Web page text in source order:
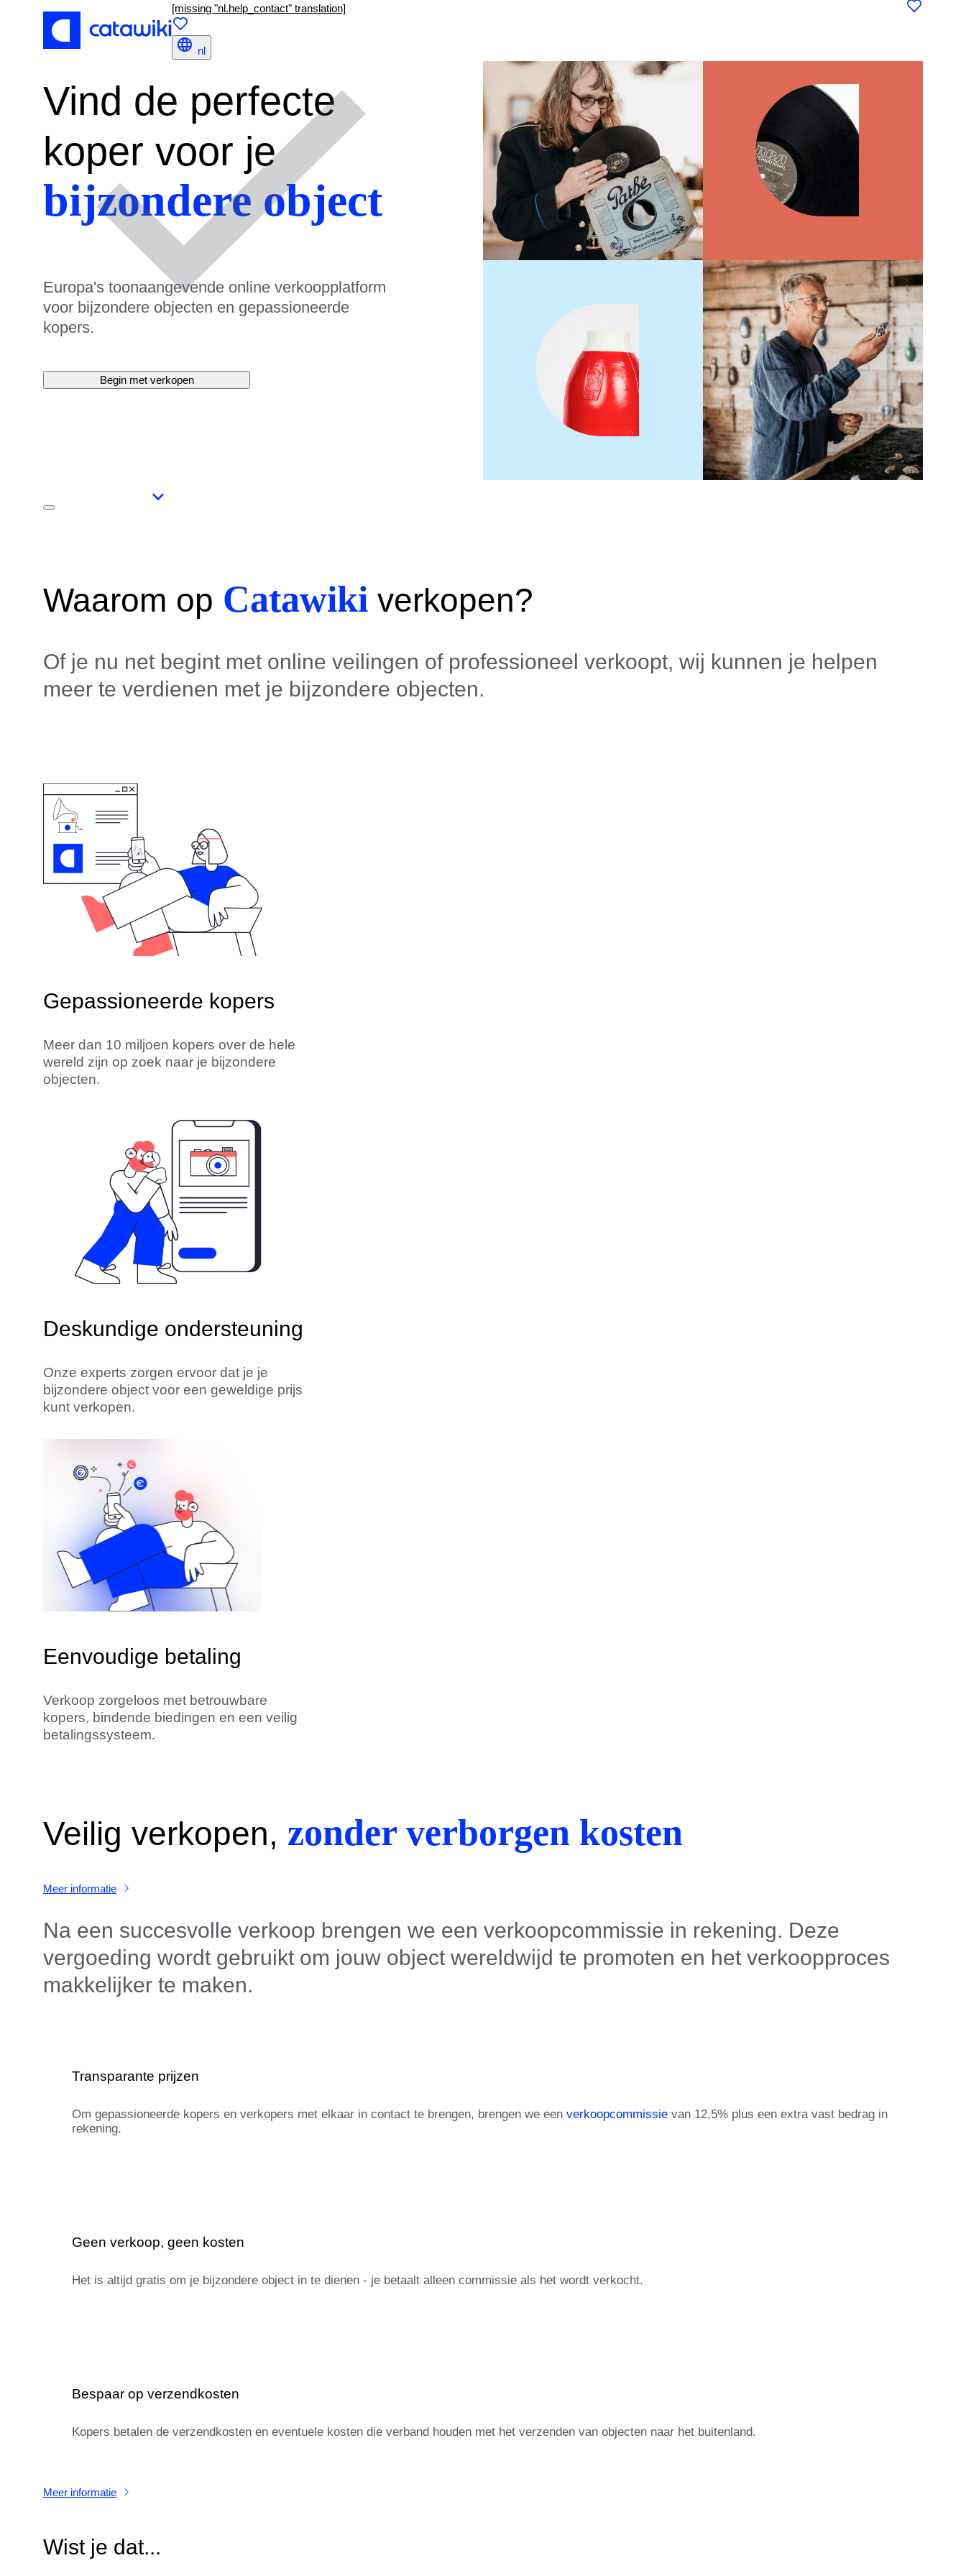
[missing "nl.help_contact" translation]
nl
Vind de perfecte
koper voor je
bijzondere object
Europa's toonaangevende online verkoopplatform
voor bijzondere objecten en gepassioneerde
kopers.
Begin met verkopen
Waarom op Catawiki verkopen?
Of je nu net begint met online veilingen of professioneel verkoopt, wij kunnen je helpen
meer te verdienen met je bijzondere objecten.
Gepassioneerde kopers
Meer dan 10 miljoen kopers over de hele
wereld zijn op zoek naar je bijzondere
objecten.
Deskundige ondersteuning
Onze experts zorgen ervoor dat je je
bijzondere object voor een geweldige prijs
kunt verkopen.
Eenvoudige betaling
Verkoop zorgeloos met betrouwbare
kopers, bindende biedingen en een veilig
betalingssysteem.
Veilig verkopen, zonder verborgen kosten
Meer informatie
Na een succesvolle verkoop brengen we een verkoopcommissie in rekening. Deze
vergoeding wordt gebruikt om jouw object wereldwijd te promoten en het verkoopproces
makkelijker te maken.
Transparante prijzen
Om gepassioneerde kopers en verkopers met elkaar in contact te brengen, brengen we een verkoopcommissie van 12,5% plus een extra vast bedrag in
rekening.
Geen verkoop, geen kosten
Het is altijd gratis om je bijzondere object in te dienen - je betaalt alleen commissie als het wordt verkocht.
Bespaar op verzendkosten
Kopers betalen de verzendkosten en eventuele kosten die verband houden met het verzenden van objecten naar het buitenland.
Meer informatie
Wist je dat...